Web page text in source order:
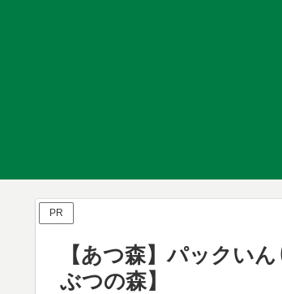
PR
【あつ森】パックい
ぶつの森】